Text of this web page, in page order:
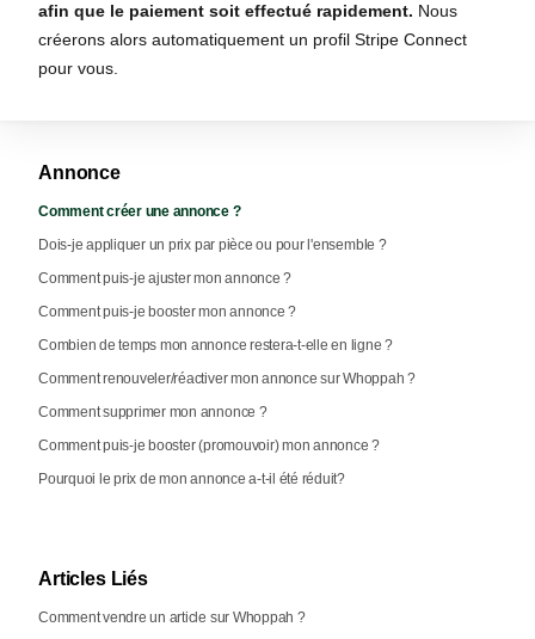
afin que le paiement soit effectué rapidement. Nous
créerons alors automatiquement un profil Stripe Connect
pour vous.
Annonce
Comment créer une annonce ?
Dois-je appliquer un prix par pièce ou pour l'ensemble ?
Comment puis-je ajuster mon annonce ?
Comment puis-je booster mon annonce ?
Combien de temps mon annonce restera-t-elle en ligne ?
Comment renouveler/réactiver mon annonce sur Whoppah ?
Comment supprimer mon annonce ?
Comment puis-je booster (promouvoir) mon annonce ?
Pourquoi le prix de mon annonce a-t-il été réduit?
Articles Liés
Comment vendre un article sur Whoppah ?